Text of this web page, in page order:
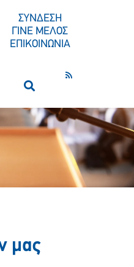
ΣΥΝΔΕΣΗ
ΓΙΝΕ ΜΕΛΟΣ
ΕΠΙΚΟΙΝΩΝΙΑ
μας